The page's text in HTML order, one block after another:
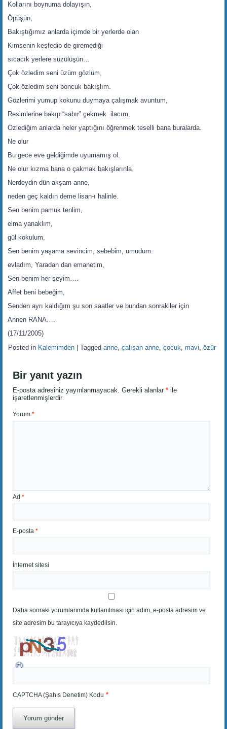
Kollarını boynuma dolayışın,
Öpüşün,
Bakıştığımız anlarda içimde bir yerlerde olan
Kimsenin keşfedip de giremediği
sıcacık yerlere süzülüşün…
Çok özledim seni üzüm gözlüm,
Çok özledim seni boncuk bakışlım.
Gözlerimi yumup kokunu duymaya çalışmak avuntum,
Resimlerine bakıp “sabır” çekmek ilacım,
Özlediğim anlarda neler yaptığını öğrenmek teselli bana buralarda.
Ne olur
Bu gece eve geldiğimde uyumamış ol.
Ne olur kızma bana o çakmak bakışlarınla.
Nerdeydin dün akşam anne,
neden geç kaldın deme lisan-ı halinle.
Sen benim pamuk tenlim,
elma yanaklım,
gül kokulum,
Sen benim yaşama sevincim, sebebim, umudum.
evladım, Yaradan dan emanetim,
Sen benim her şeyim….
Affet beni bebeğim,
Senden ayrı kaldığım şu son saatler ve bundan sonrakiler için
Annen RANA….
(17/11/2005)
Posted in Kalemimden |Tagged anne,çalışan anne,çocuk,mavi,özür
Bir yanıt yazın
E-posta adresiniz yayınlanmayacak. Gerekli alanlar* ile
işaretlenmişlerdir
Yorum*
Ad*
E-posta*
İnternet sitesi
Daha sonraki yorumlarımda kullanılması için adım, e-posta adresim ve
site adresim bu tarayıcıya kaydedilsin.
CAPTCHA (Şahıs Denetim) Kodu *